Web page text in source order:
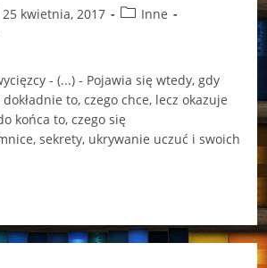
25 kwietnia, 2017
PostInne
- (...) - Pojawia się wtedy, gdy
to, czego chce, lecz okazuje
końca to, czego się
sekrety, ukrywanie uczuć i swoich